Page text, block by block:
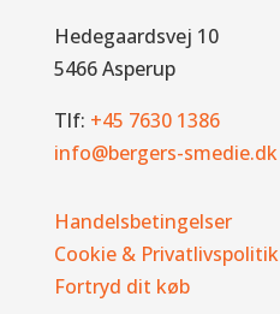
Hedegaardsvej 10
5466 Asperup
Tlf: +45 7630 1386
info@bergers-smedie.dk
Handelsbetingelser
Cookie & Privatlivspolitik
Fortryd dit køb